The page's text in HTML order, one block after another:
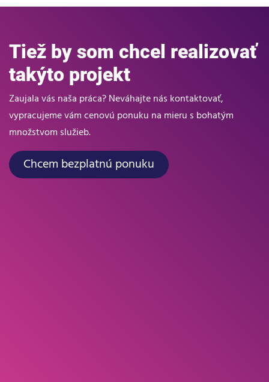
Tiež by som chcel realizovať
takýto projekt
Zaujala vás naša práca? Neváhajte nás kontaktovať,
vypracujeme vám cenovú ponuku na mieru s bohatým
množstvom služieb.
Chcem bezplatnú ponuku